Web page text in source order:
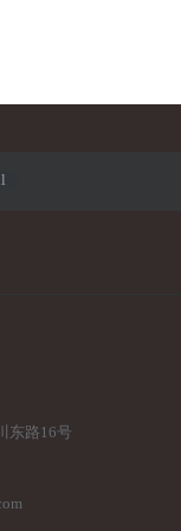
东路16号